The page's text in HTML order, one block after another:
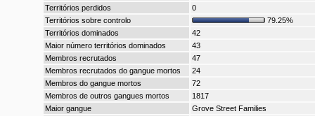
Territórios perdidos
0
Territórios sobre controlo
79.25%
Territórios dominados
42
Maior número territórios dominados
43
Membros recrutados
47
Membros recrutados do gangue mortos
24
Membros do gangue mortos
72
Membros de outros gangues mortos
1817
Maior gangue
Grove Street Families